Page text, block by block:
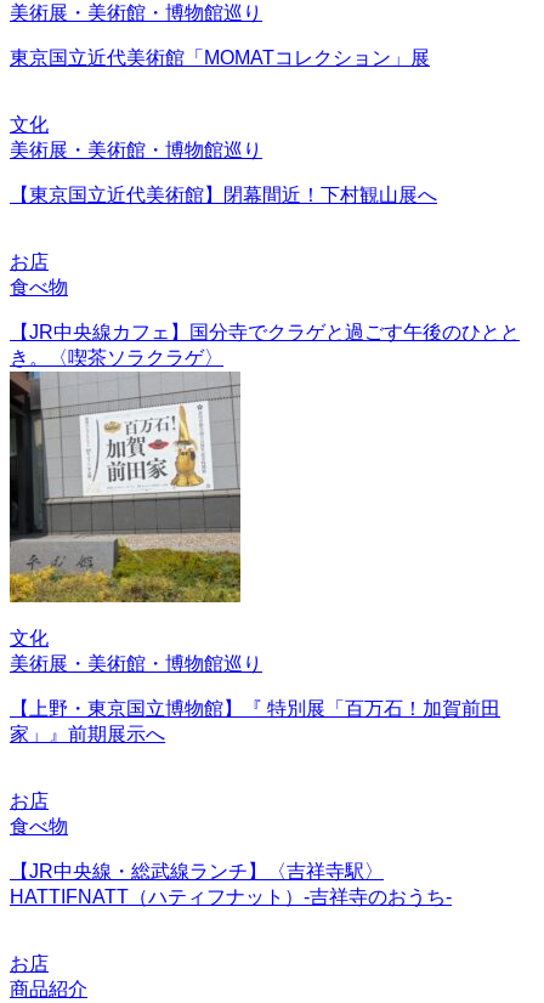
美術展・美術館・博物館巡り
東京国立近代美術館「MOMATコレクション」展
文化
美術展・美術館・博物館巡り
【東京国立近代美術館】閉幕間近！下村観山展へ
お店
食べ物
【JR中央線カフェ】国分寺でクラゲと過ごす午後のひとと
き。〈喫茶ソラクラゲ〉
文化
美術展・美術館・博物館巡り
【上野・東京国立博物館】『 特別展「百万石！加賀前田
家」』前期展示へ
お店
食べ物
【JR中央線・総武線ランチ】〈吉祥寺駅〉
HATTIFNATT（ハティフナット）-吉祥寺のおうち-
お店
商品紹介